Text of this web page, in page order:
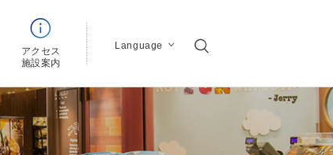
アクセス
施設案内
Language